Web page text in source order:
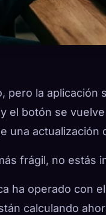
la aplicación
el botón se
una
frágil, no estás
ha operado con
calculando